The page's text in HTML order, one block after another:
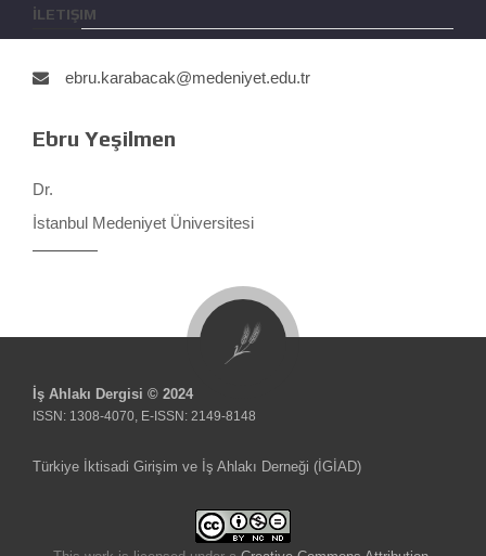
İLETIŞIM
ebru.karabacak@medeniyet.edu.tr
Ebru Yeşilmen
Dr.
İstanbul Medeniyet Üniversitesi
İş Ahlakı Dergisi © 2024
ISSN: 1308-4070, E-ISSN: 2149-8148
Türkiye İktisadi Girişim ve İş Ahlakı Derneği (İGİAD)